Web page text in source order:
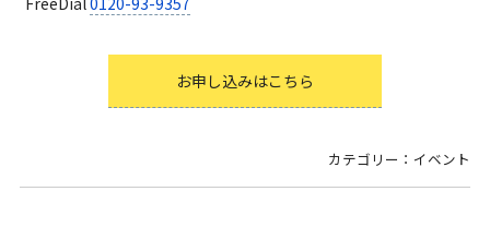
お申し込みはこちら
カテゴリー：イベント